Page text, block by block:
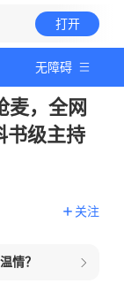
打开
无障碍
麦，全网
书级主持
关注
情？